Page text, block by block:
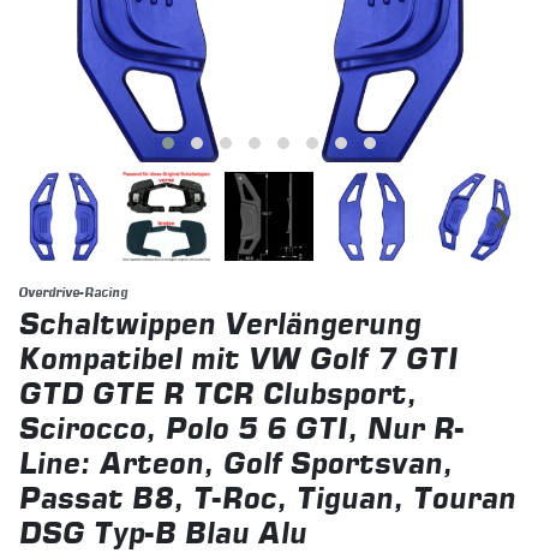
Overdrive-Racing
Schaltwippen Verlängerung
Kompatibel mit VW Golf 7 GTI
GTD GTE R TCR Clubsport,
Scirocco, Polo 5 6 GTI, Nur R-
Line: Arteon, Golf Sportsvan,
Passat B8, T-Roc, Tiguan, Touran
DSG Typ-B Blau Alu